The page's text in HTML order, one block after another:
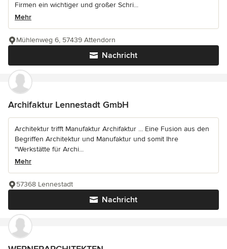
Firmen ein wichtiger und großer Schri...
Mehr
Nachricht
Mühlenweg 6, 57439 Attendorn
Archifaktur Lennestadt GmbH
Architektur trifft Manufaktur Archifaktur ... Eine Fusion aus den
Begriffen Architektur und Manufaktur und somit Ihre
"Werkstätte für Archi...
Mehr
Nachricht
57368 Lennestadt